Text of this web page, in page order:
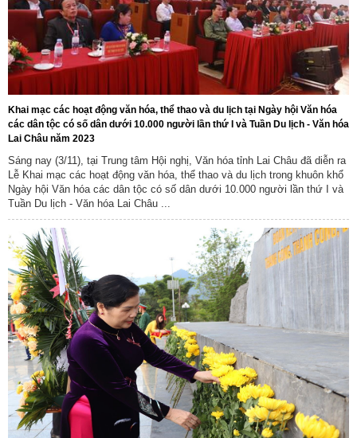
Khai mạc các hoạt động văn hóa, thể thao và du lịch tại Ngày hội Văn hóa
các dân tộc có số dân dưới 10.000 người lần thứ I và Tuần Du lịch - Văn hóa
Lai Châu năm 2023
Sáng nay (3/11), tại Trung tâm Hội nghị, Văn hóa tỉnh Lai Châu đã diễn ra
Lễ Khai mạc các hoạt động văn hóa, thể thao và du lịch trong khuôn khổ
Ngày hội Văn hóa các dân tộc có số dân dưới 10.000 người lần thứ I và
Tuần Du lịch - Văn hóa Lai Châu ...